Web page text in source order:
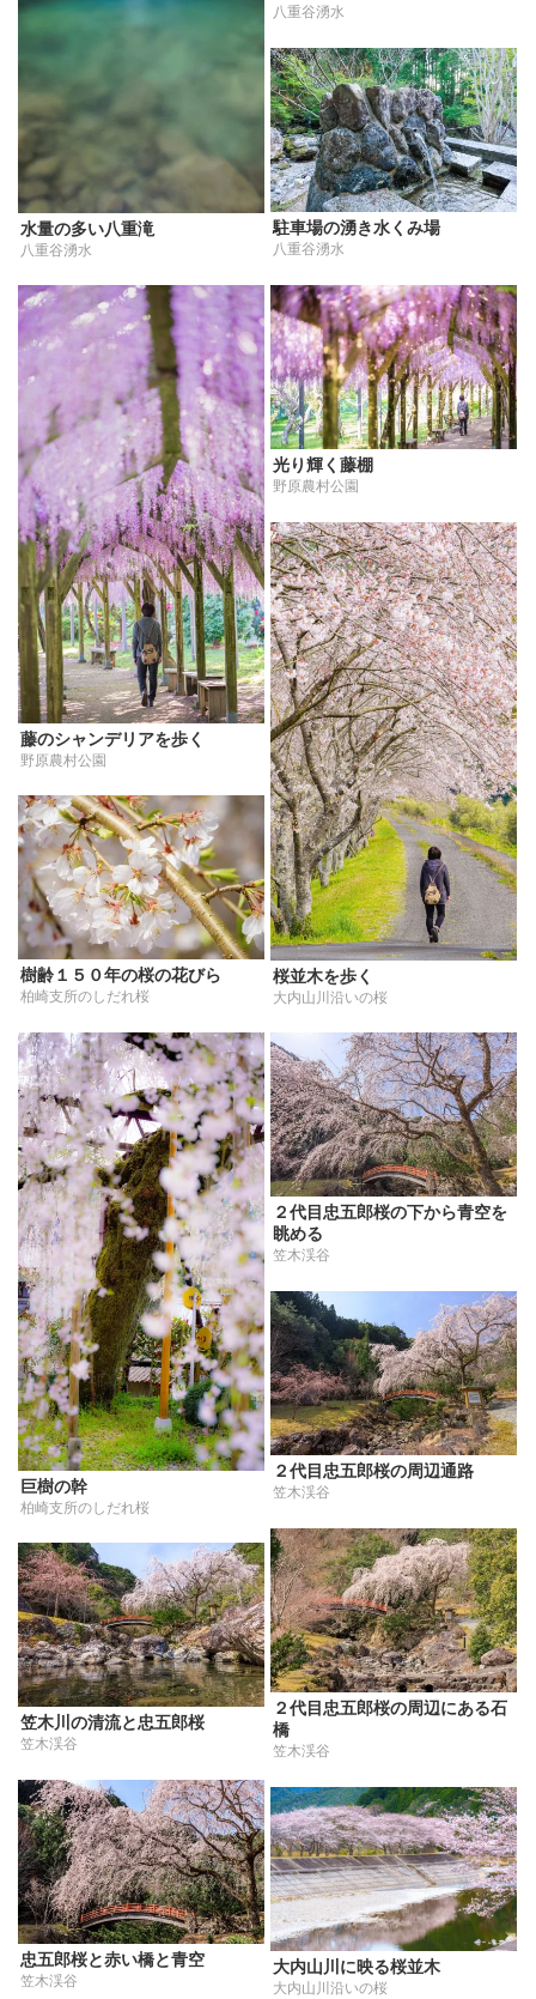
水量の多い八重滝
八重谷湧水
八重谷湧水
駐車場の湧き水くみ場
八重谷湧水
藤のシャンデリアを歩く
野原農村公園
光り輝く藤棚
野原農村公園
桜並木を歩く
大内山川沿いの桜
樹齢１５０年の桜の花びら
柏崎支所のしだれ桜
巨樹の幹
柏崎支所のしだれ桜
２代目忠五郎桜の下から青空を
眺める
笠木渓谷
２代目忠五郎桜の周辺通路
笠木渓谷
２代目忠五郎桜の周辺にある石
橋
笠木渓谷
笠木川の清流と忠五郎桜
笠木渓谷
忠五郎桜と赤い橋と青空
笠木渓谷
大内山川に映る桜並木
大内山川沿いの桜